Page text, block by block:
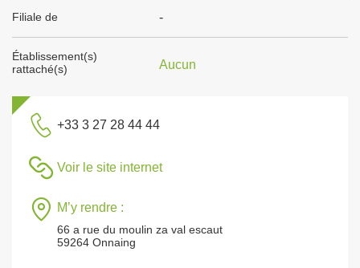
Filiale de -
Établissement(s)
rattaché(s)
Aucun
+33 3 27 28 44 44
Voir le site internet
M’y rendre :
66 a rue du moulin za val escaut
59264 Onnaing